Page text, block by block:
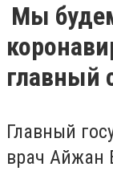
Мы
главный
Главный
врач Айжан